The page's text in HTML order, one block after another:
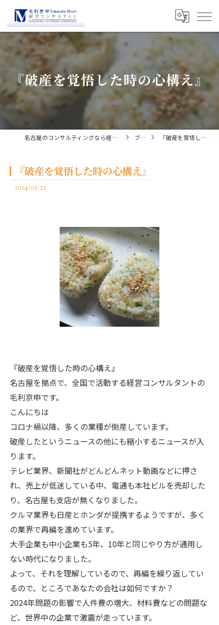
『破産を覚悟した時の心構え』
名古屋のコンサルティングなら経営コンサルタント毛利京申 ブログ 『破産を覚悟した時の心構え』
『破産を覚悟した時の心構え』
2024/03/23
『破産を覚悟した時の心構え』
名古屋を拠点で、全国で活動する経営コンサルタントの
毛利京申です。
こんにちは
コロナ禍以降、多くの業種が倒産しています。
破産したというニュースの他にも縮小するニュースが入
ります。
テレビ業界、新聞社がどんどんネット動画などに押さ
れ、売上が低迷している中、電通も本社ビルを売却した
り、名古屋も支店が無くなりました。
クルマ業界も日産とホンダが提携するようですが、多く
の業界で再編を進めています。
大手企業も中小企業も5年、10年と同じやり方が通用し
ない時代になりました。
よって、それを理解しているので、再編を繰り返してい
るので、ところであなたの会社は如何ですか？
2024年問題の影響で人件費の増大、材料費などの問題な
ど、世界中の企業で激震が走っています。